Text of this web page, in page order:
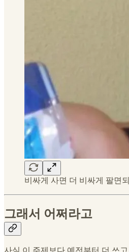
비싸게 사면 더 비싸게 팔면
그래서 어쩌라고